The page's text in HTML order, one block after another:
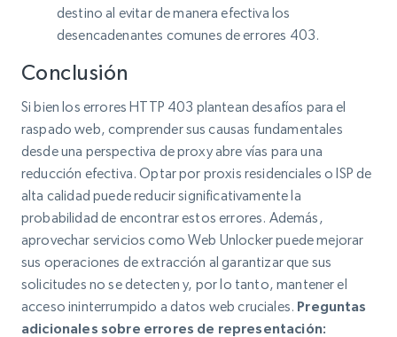
destino al evitar de manera efectiva los
desencadenantes comunes de errores 403.
Conclusión
Si bien los errores HTTP 403 plantean desafíos para el
raspado web, comprender sus causas fundamentales
desde una perspectiva de proxy abre vías para una
reducción efectiva. Optar por proxis residenciales o ISP de
alta calidad puede reducir significativamente la
probabilidad de encontrar estos errores. Además,
aprovechar servicios como Web Unlocker puede mejorar
sus operaciones de extracción al garantizar que sus
solicitudes no se detecten y, por lo tanto, mantener el
acceso ininterrumpido a datos web cruciales. Preguntas
adicionales sobre errores de representación: